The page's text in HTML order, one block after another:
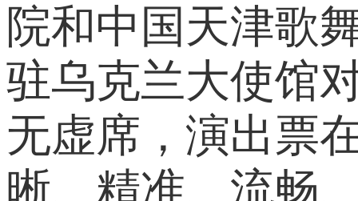
院和中国天津歌
驻乌克兰大使馆
无虚席，演出票
晰、精准、流畅